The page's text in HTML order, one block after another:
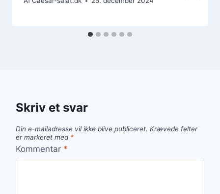
Skriv et svar
Din e-mailadresse vil ikke blive publiceret. Krævede felter
er markeret med *
Kommentar *